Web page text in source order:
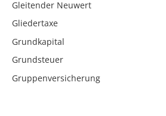
Gleitender Neuwert
Gliedertaxe
Grundkapital
Grundsteuer
Gruppenversicherung